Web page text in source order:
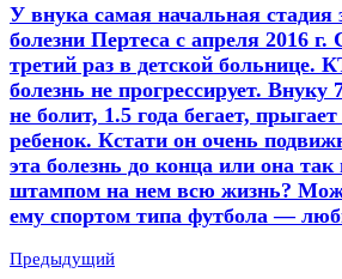
У внука самая начальная стадия
болезни Пертеса с апреля 2016 г.
третий раз в детской больнице.
болезнь не прогрессирует.
не болит, 1.5 года бегает,
ребенок. Кстати он очень
эта болезнь до конца или она так
штампом на нем всю жизнь?
ему спортом типа футбола —
Предыдущий